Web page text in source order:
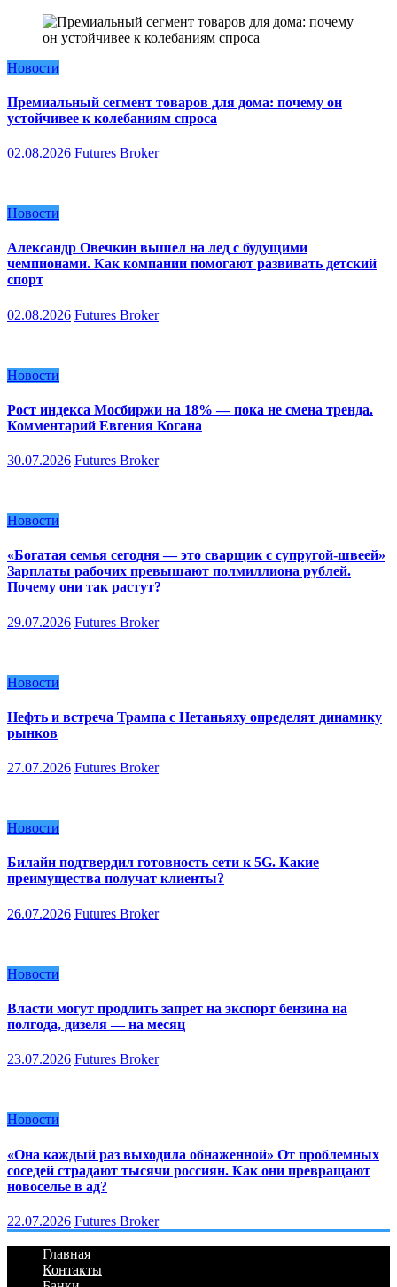
Новости
Премиальный сегмент товаров для дома: почему он
устойчивее к колебаниям спроса
02.08.2026 Futures Broker
Новости
Александр Овечкин вышел на лед с будущими
чемпионами. Как компании помогают развивать детский
спорт
02.08.2026 Futures Broker
Новости
Рост индекса Мосбиржи на 18% — пока не смена тренда.
Комментарий Евгения Когана
30.07.2026 Futures Broker
Новости
«Богатая семья сегодня — это сварщик с супругой-швеей»
Зарплаты рабочих превышают полмиллиона рублей.
Почему они так растут?
29.07.2026 Futures Broker
Новости
Нефть и встреча Трампа с Нетаньяху определят динамику
рынков
27.07.2026 Futures Broker
Новости
Билайн подтвердил готовность сети к 5G. Какие
преимущества получат клиенты?
26.07.2026 Futures Broker
Новости
Власти могут продлить запрет на экспорт бензина на
полгода, дизеля — на месяц
23.07.2026 Futures Broker
Новости
«Она каждый раз выходила обнаженной» От проблемных
соседей страдают тысячи россиян. Как они превращают
новоселье в ад?
22.07.2026 Futures Broker
Главная
Контакты